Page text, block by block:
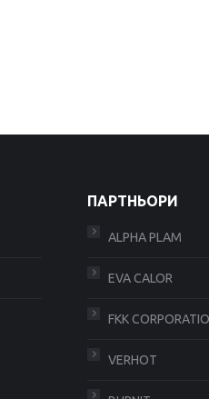
ПАРТНЬОРИ
ALPHA PLAM
EVA CALOR
FKK
VERHOT